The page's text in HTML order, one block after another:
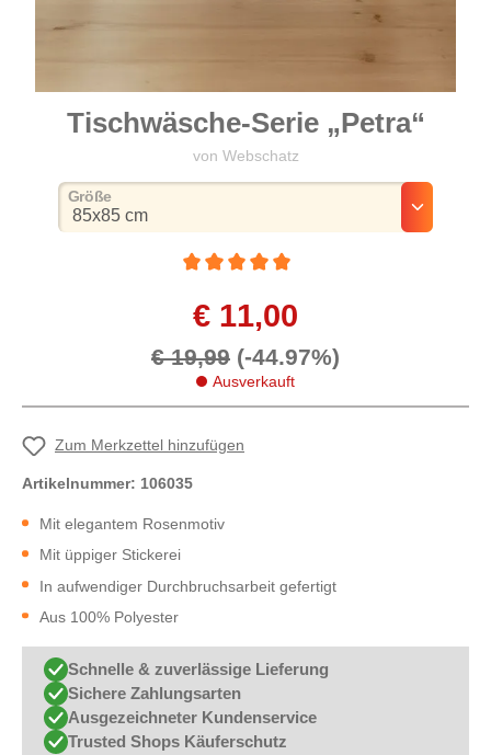
Tischwäsche-Serie „Petra“
von Webschatz
€ 11,00
€ 19,99 (-44.97%)
Ausverkauft
Größeauswählen
Zum Merkzettel hinzufügen
Artikelnummer: 106035
Mit elegantem Rosenmotiv
Mit üppiger Stickerei
In aufwendiger Durchbruchsarbeit gefertigt
Aus 100% Polyester
Schnelle & zuverlässige Lieferung
Sichere Zahlungsarten
Ausgezeichneter Kundenservice
Trusted Shops Käuferschutz